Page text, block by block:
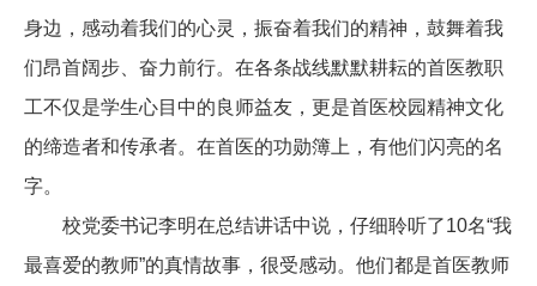
身边，感动着我们的心灵，振奋着我们的精神，鼓舞着我
们昂首阔步、奋力前行。在各条战线默默耕耘的首医教职
工不仅是学生心目中的良师益友，更是首医校园精神文化
的缔造者和传承者。在首医的功勋簿上，有他们闪亮的名
字。
校党委书记李明在总结讲话中说，仔细聆听了10名“我
最喜爱的教师”的真情故事，很受感动。他们都是首医教师